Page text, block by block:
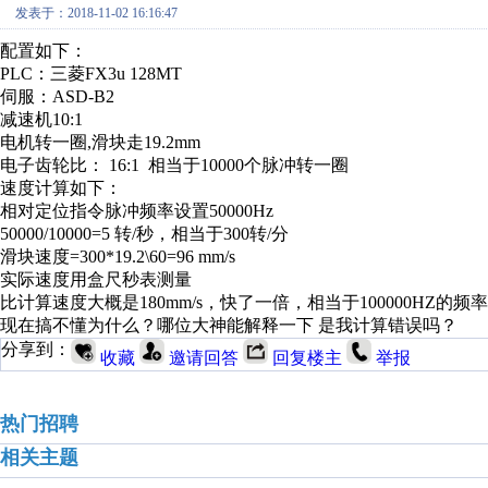
发表于：2018-11-02 16:16:47
配置如下：
PLC：三菱FX3u 128MT
伺服：ASD-B2
减速机10:1
电机转一圈,滑块走19.2mm
电子齿轮比： 16:1 相当于10000个脉冲转一圈
速度计算如下：
相对定位指令脉冲频率设置50000Hz
50000/10000=5 转/秒，相当于300转/分
滑块速度=300*19.2\60=96 mm/s
实际速度用盒尺秒表测量
比计算速度大概是180mm/s，快了一倍，相当于100000HZ的频
现在搞不懂为什么？哪位大神能解释一下 是我计算错误吗？
分享到：
收藏 邀请回答 回复楼主 举报
热门招聘
相关主题